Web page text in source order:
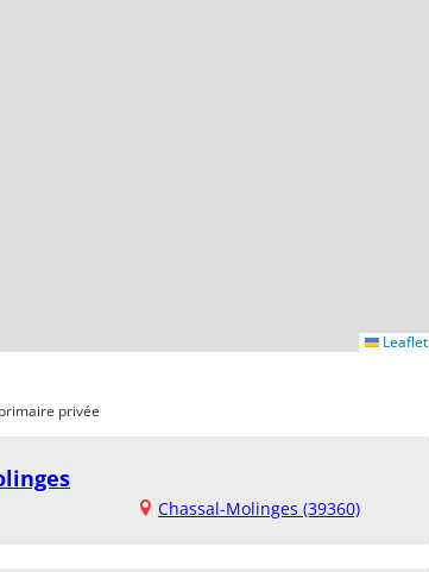
Leaflet
privée
Chassal-Molinges (39360)